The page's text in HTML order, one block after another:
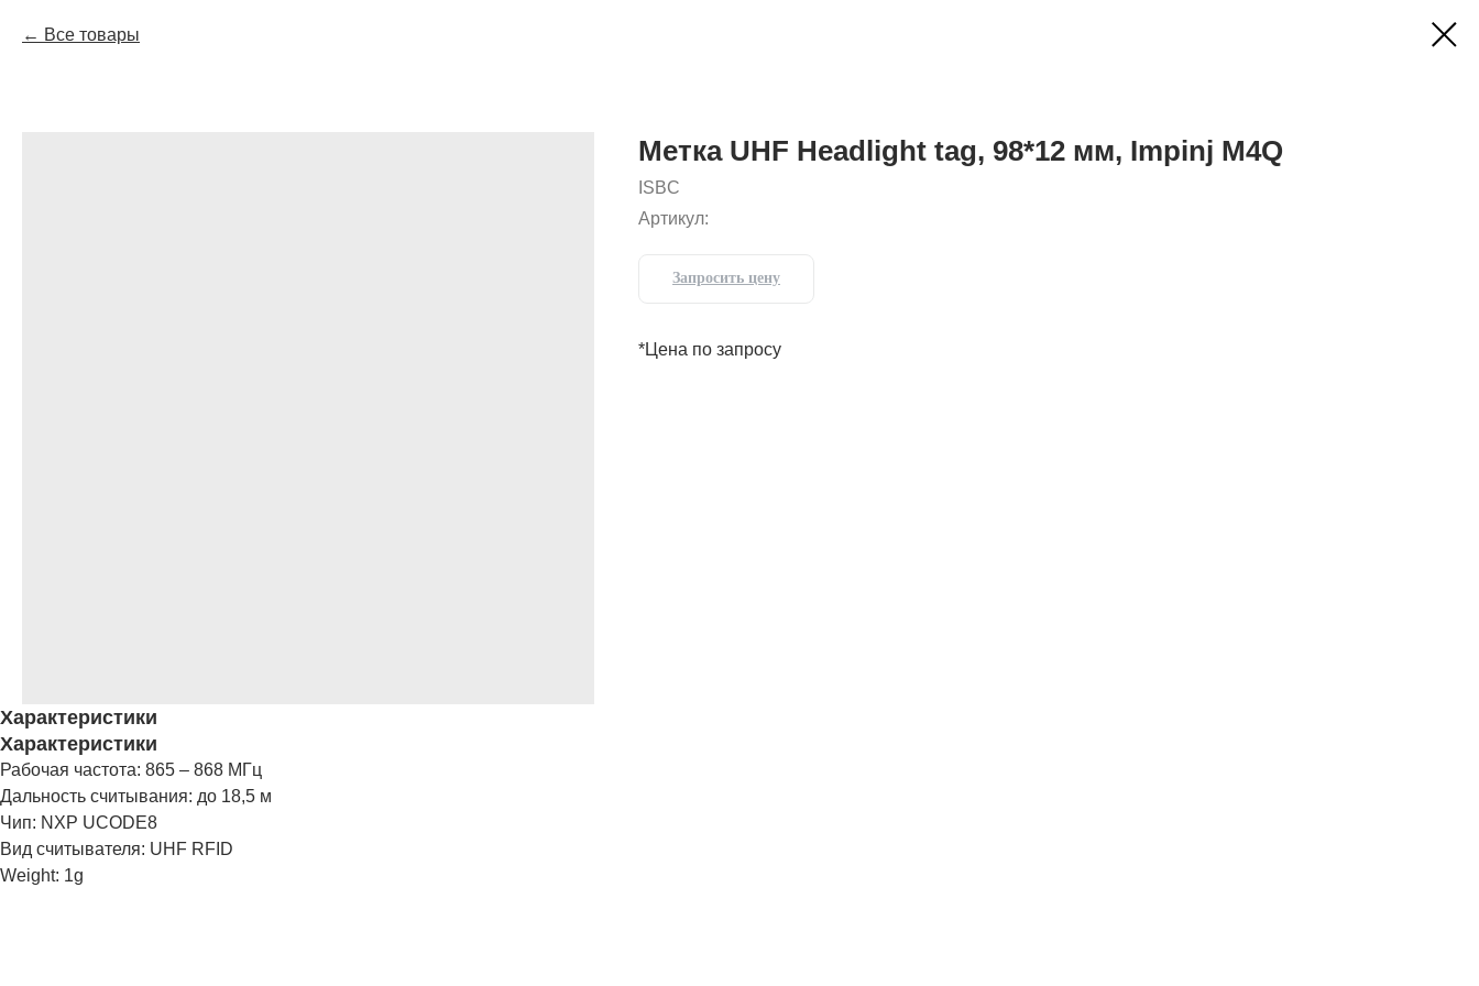
Все товары
Метка UHF Headlight tag, 98*12 мм, Impinj M4Q
ISBC
Артикул:
Запросить цену
*Цена по запросу
Характеристики
Характеристики
Рабочая частота: 865 – 868 МГц
Дальность считывания: до 18,5 м
Чип: NXP UCODE8
Вид считывателя: UHF RFID
Weight: 1g